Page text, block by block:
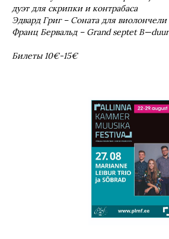
дуэт для скрипки и контрабаса
Эдвард Григ – Соната для виолончели
Франц Бервальд – Grand septet B—duur
Билеты 10€-15€